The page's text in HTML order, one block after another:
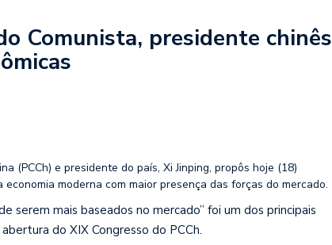
Comunista, presidente chinês
(PCCh) e presidente do país, Xi Jinping, propôs hoje (18)
moderna com maior presença das forças do mercado.
serem mais baseados no mercado” foi um dos principais
do XIX Congresso do PCCh.